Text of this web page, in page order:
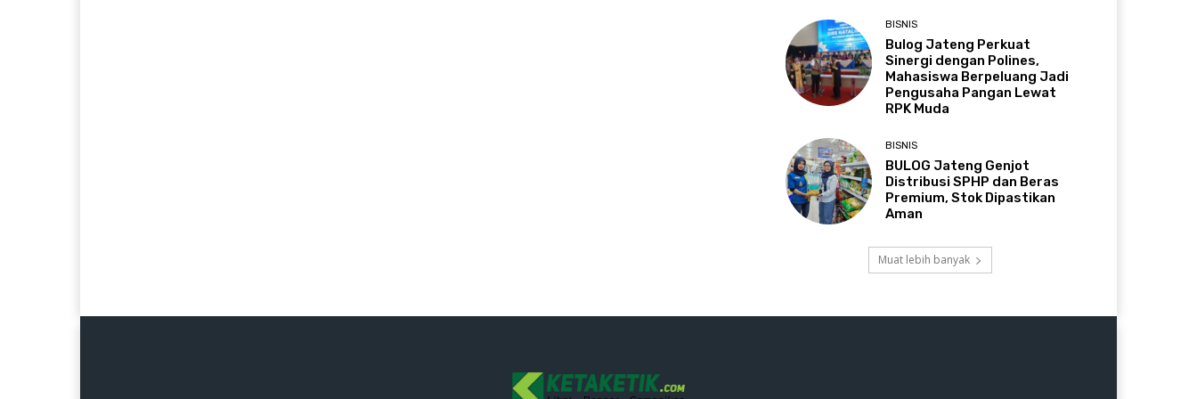
BISNIS
Bulog Jateng Perkuat
Sinergi dengan Polines,
Mahasiswa Berpeluang Jadi
Pengusaha Pangan Lewat
RPK Muda
BISNIS
BULOG Jateng Genjot
Distribusi SPHP dan Beras
Premium, Stok Dipastikan
Aman
Muat lebih banyak